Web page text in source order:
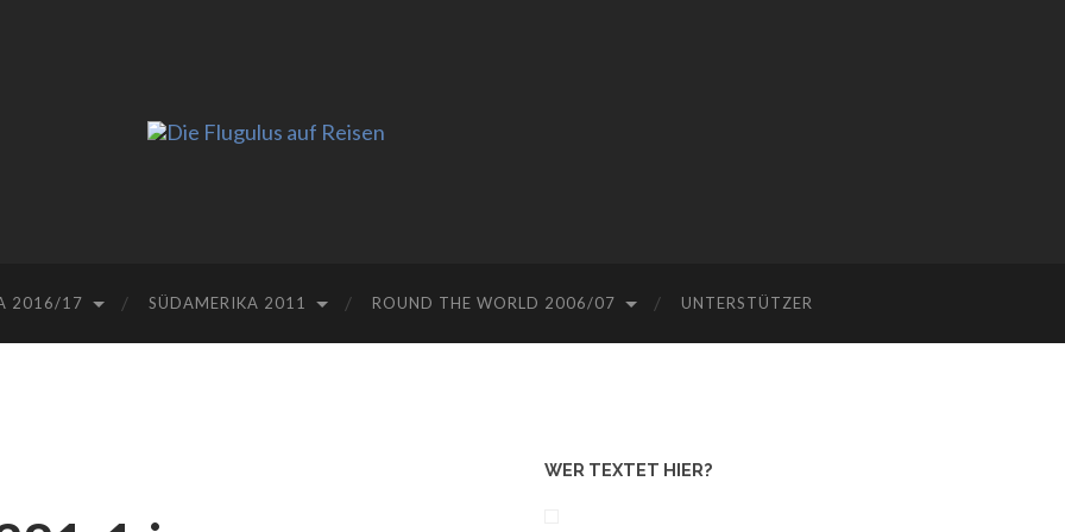
2016/17 SÜDAMERIKA 2011 ROUND THE WORLD 2006/07 UNTERSTÜTZER
WER TEXTET HIER?